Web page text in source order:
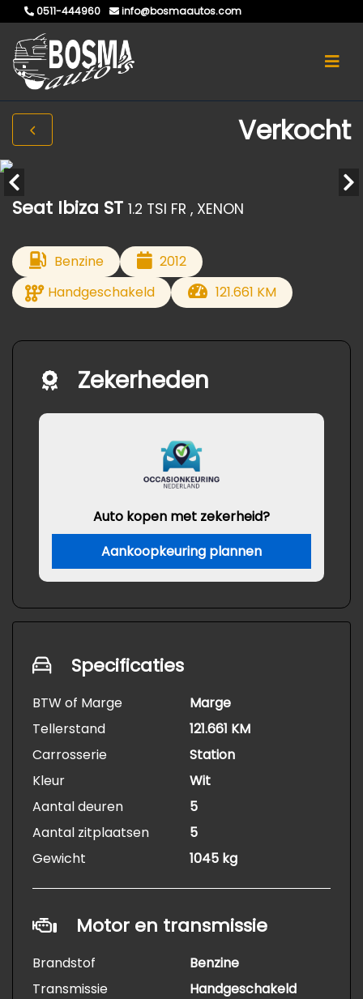
0511-444960 info@bosmaautos.com
Verkocht
Seat Ibiza ST 1.2 TSI FR , XENON
Benzine
2012
Handgeschakeld
121.661 KM
Zekerheden
Auto kopen met zekerheid?
Aankoopkeuring plannen
Specificaties
BTW of Marge
Marge
Tellerstand
121.661 KM
Carrosserie
Station
Kleur
Wit
Aantal deuren
5
Aantal zitplaatsen
5
Gewicht
1045 kg
Motor en transmissie
Brandstof
Benzine
Transmissie
Handgeschakeld